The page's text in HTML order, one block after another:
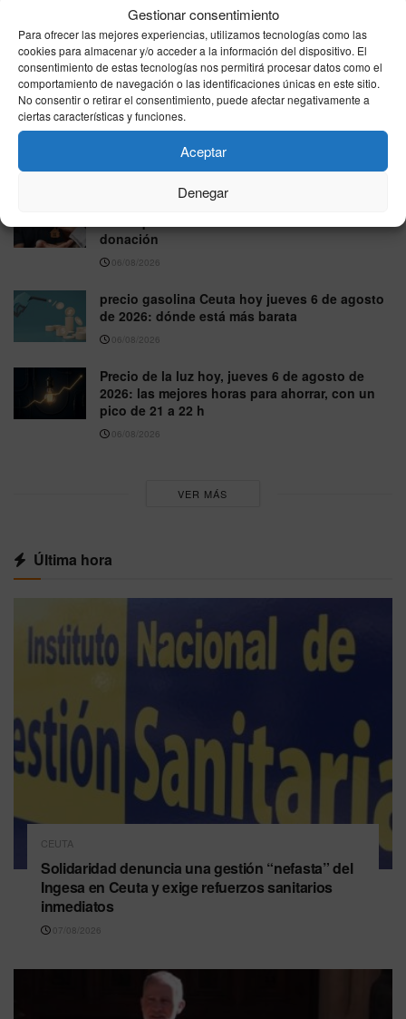
Gestionar consentimiento
Para ofrecer las mejores experiencias, utilizamos tecnologías como las
cookies para almacenar y/o acceder a la información del dispositivo. El
consentimiento de estas tecnologías nos permitirá procesar datos como el
comportamiento de navegación o las identificaciones únicas en este sitio.
No consentir o retirar el consentimiento, puede afectar negativamente a
ciertas características y funciones.
Aceptar
Denegar
07/08/2026
precio gasolina Ceuta: viernes 7 de agosto de
2026, repaso de las tarifas más bajas y caras
07/08/2026
IBEX 35, jueves 6 de agosto de 2026: cierra al
alza y roza los 20.279 puntos
Dinero de tus padres para comprar casa: cómo
donación
06/08/2026
precio gasolina Ceuta hoy jueves 6 de agosto
de 2026: dónde está más barata
06/08/2026
Precio de la luz hoy, jueves 6 de agosto de
2026: las mejores horas para ahorrar, con un
pico de 21 a 22 h
06/08/2026
VER MÁS
Última hora
CEUTA
Solidaridad denuncia una gestión “nefasta” del
Ingesa en Ceuta y exige refuerzos sanitarios
inmediatos
07/08/2026